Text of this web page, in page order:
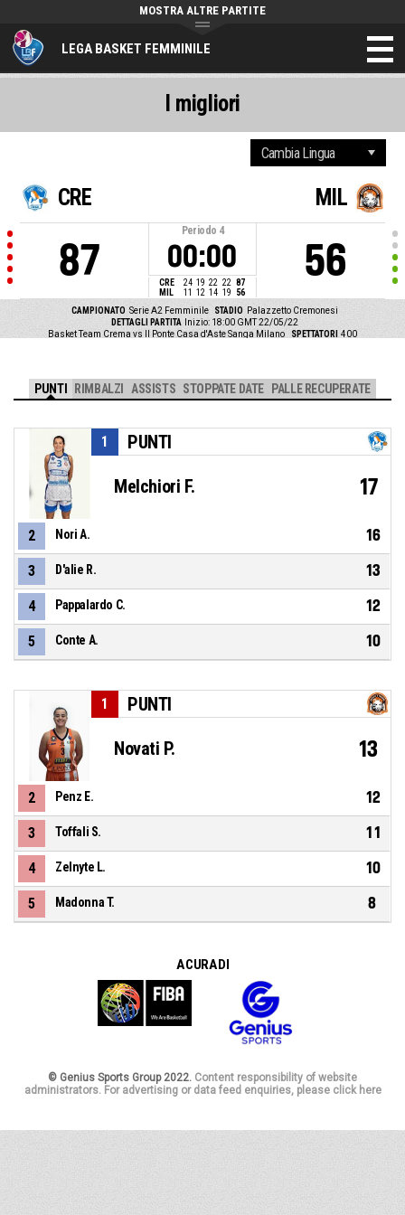
LEGA BASKET FEMMINILE
MOSTRA ALTRE PARTITE
CRE
87
Periodo 4
00:00
CRE 24 19 22 22 87
MIL
11 12 14 19 56
MIL
56
CAMPIONATO Serie A2 Femminile STADIO
Palazzetto Cremonesi
DETTAGLI PARTITA
Inizio: 18:00 GMT 22/05/22
Basket Team Crema vs Il Ponte Casa d'Aste Sanga Milano
SPETTATORI 400
I migliori
PUNTI RIMBALZI ASSISTS STOPPATE DATE PALLE RECUPERATE
PUNTI
1
Melchiori F. 17
2 Nori A. 16
3 D'alie R. 13
4 Pappalardo C. 12
5 Conte A. 10
PUNTI
1
Novati P. 13
2 Penz E. 12
3 Toffali S. 11
4 Zelnyte L. 10
5 Madonna T. 8
A CURA DI
© Genius Sports Group 2022. Content responsibility of website
administrators. For advertising or data feed enquiries, please click here